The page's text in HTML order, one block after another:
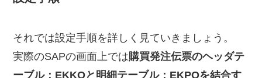
それでは設定手順を詳しく見ていきましょう。
実際のSAPの画面上では購買発注伝票のヘッダテ
ーブル：EKKOと明細テーブル：EKPOを結合す